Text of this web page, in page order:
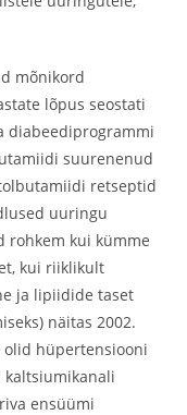
mõnikord
lõpus seostati
diabeediprogrammi
suurenenud
retseptid
uuringu
rohkem kui kümme
kui riiklikult
ja lipiidide taset
näitas 2002.
hüpertensiooni
kaltsiumikanali
ensüümi